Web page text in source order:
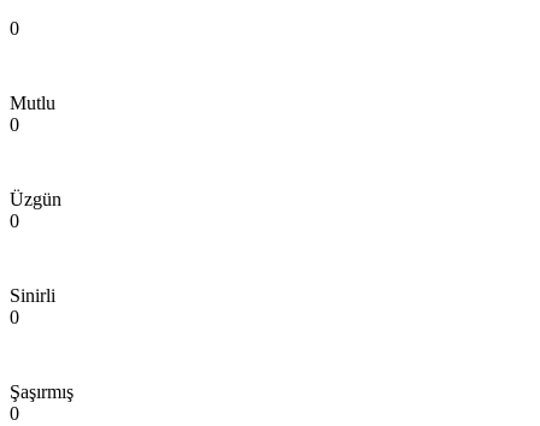
0
Mutlu
0
Üzgün
0
Sinirli
0
Şaşırmış
0